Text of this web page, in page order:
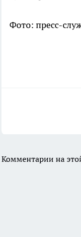
Фото: пресс-
Комментарии на